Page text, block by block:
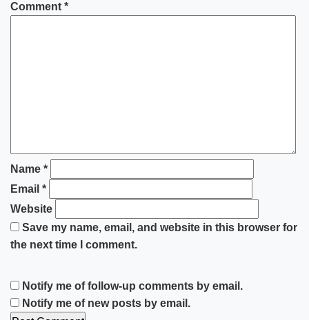
Comment *
Name *
Email *
Website
Save my name, email, and website in this browser for
the next time I comment.
Notify me of follow-up comments by email.
Notify me of new posts by email.